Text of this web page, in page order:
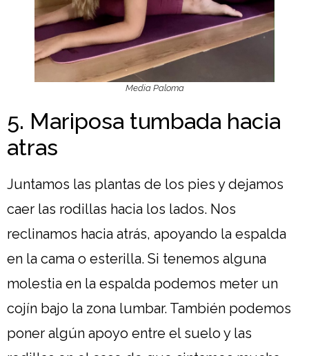
Media Paloma
5. Mariposa tumbada hacia
atras
Juntamos las plantas de los pies y dejamos
caer las rodillas hacia los lados. Nos
reclinamos hacia atrás, apoyando la espalda
en la cama o esterilla. Si tenemos alguna
molestia en la espalda podemos meter un
cojín bajo la zona lumbar. También podemos
poner algún apoyo entre el suelo y las